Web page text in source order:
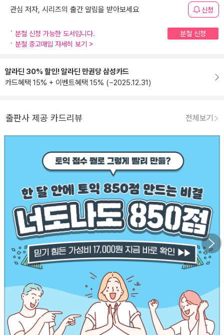
관심 저자, 시리즈의 출간 알림을 받아보세요 신청
분철 신청 가능한 도서입니다.
분철 신청
분철 중고매입 자세히 보기 >
알라딘 30% 할인! 알라딘 만권당 삼성카드
카드혜택 15% + 이벤트혜택 15% (~2025.12.31)
출판사 제공 카드리뷰 전체보기